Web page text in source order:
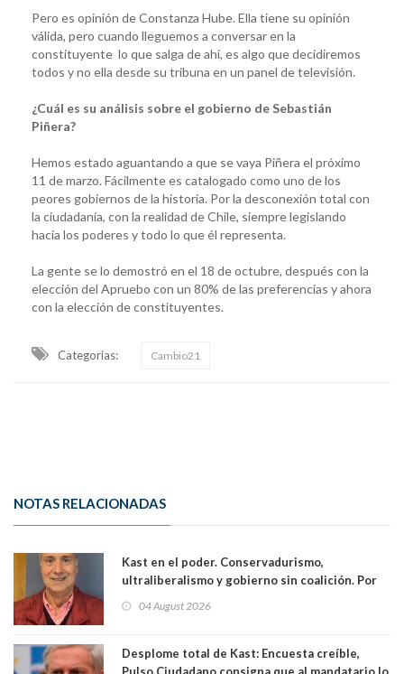
Pero es opinión de Constanza Hube. Ella tiene su opinión
válida, pero cuando lleguemos a conversar en la
constituyente lo que salga de ahí, es algo que decidiremos
todos y no ella desde su tribuna en un panel de televisión.
¿Cuál es su análisis sobre el gobierno de Sebastián
Piñera?
Hemos estado aguantando a que se vaya Piñera el próximo
11 de marzo. Fácilmente es catalogado como uno de los
peores gobiernos de la historia. Por la desconexión total con
la ciudadanía, con la realidad de Chile, siempre legislando
hacia los poderes y todo lo que él representa.
La gente se lo demostró en el 18 de octubre, después con la
elección del Apruebo con un 80% de las preferencias y ahora
con la elección de constituyentes.
Categorias: Cambio21
NOTAS RELACIONADAS
Kast en el poder. Conservadurismo,
ultraliberalismo y gobierno sin coalición. Por
04 August 2026
Desplome total de Kast: Encuesta creíble,